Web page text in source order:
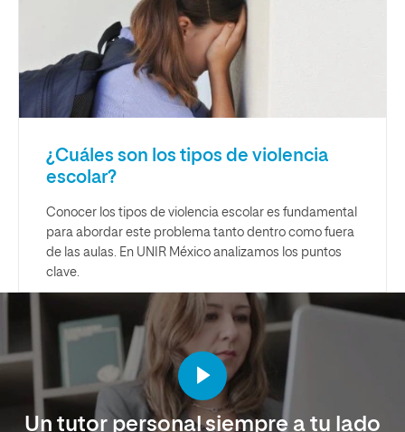
¿Cuáles son los tipos de violencia
escolar?
Conocer los tipos de violencia escolar es fundamental
para abordar este problema tanto dentro como fuera
de las aulas. En UNIR México analizamos los puntos
clave.
Un tutor personal siempre a tu lado